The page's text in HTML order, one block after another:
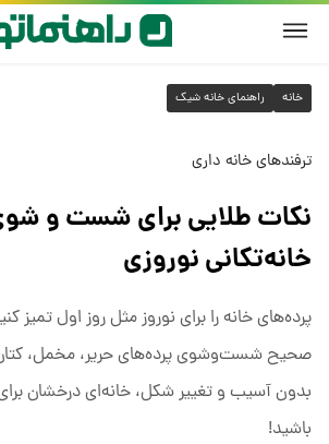
خانه راهنمای خانه شیک
ترفندهای خانه داری
نکات طلایی برای شست و
خانه‌تکانی نوروزی
پرده‌های خانه را برای نوروز مثل روز اول تمیز
صحیح شست‌وشوی پرده‌های حریر، مخمل، کتان
بدون آسیب و تغییر شکل، خانه‌ای درخشان
باشید!